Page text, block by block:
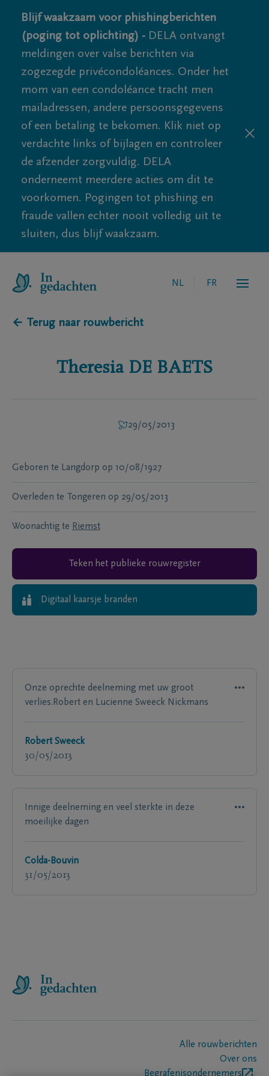
Blijf waakzaam voor phishingberichten
(poging tot oplichting) - DELA ontvangt
meldingen over valse berichten via
zogezegde privécondoléances. Onder het
mom van een condoléance tracht men
mailadressen, andere persoonsgegevens
of een betaling te bekomen. Klik niet op
verdachte links of bijlagen en controleer
de afzender zorgvuldig. DELA
onderneemt meerdere acties om dit te
voorkomen. Pogingen tot phishing en
fraude vallen echter nooit volledig uit te
sluiten, dus blijf waakzaam.
NL FR
← Terug naar rouwbericht
Theresia DE BAETS
29/05/2013
Geboren te Langdorp op 10/08/1927
Overleden te Tongeren op 29/05/2013
Woonachtig te Riemst
Teken het publieke rouwregister
Digitaal kaarsje branden
Onze oprechte deelneming met uw groot
verlies.Robert en Lucienne Sweeck Nickmans
Robert Sweeck
30/05/2013
Innige deelneming en veel sterkte in deze
moeilijke dagen
Colda-Bouvin
31/05/2013
Alle rouwberichten
Over ons
Begrafenisondernemers